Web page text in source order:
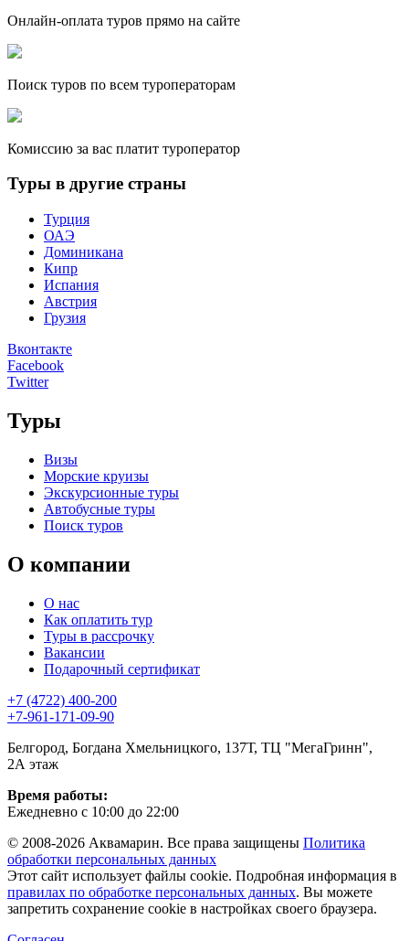
Онлайн-оплата туров прямо на сайте
Поиск туров по всем туроператорам
Комиссию за вас платит туроператор
Туры в другие страны
Турция
ОАЭ
Доминикана
Кипр
Испания
Австрия
Грузия
Вконтакте
Facebook
Twitter
Туры
Визы
Морские круизы
Экскурсионные туры
Автобусные туры
Поиск туров
О компании
О нас
Как оплатить тур
Туры в рассрочку
Вакансии
Подарочный сертификат
+7 (4722) 400-200
+7-961-171-09-90
Белгород, Богдана Хмельницкого, 137Т, ТЦ "МегаГринн",
2А этаж
Время работы:
Ежедневно с 10:00 до 22:00
© 2008-2026 Аквамарин. Все права защищены Политика
обработки персональных данных
Этот сайт использует файлы cookie. Подробная информация в
правилах по обработке персональных данных. Вы можете
запретить сохранение cookie в настройках своего браузера.